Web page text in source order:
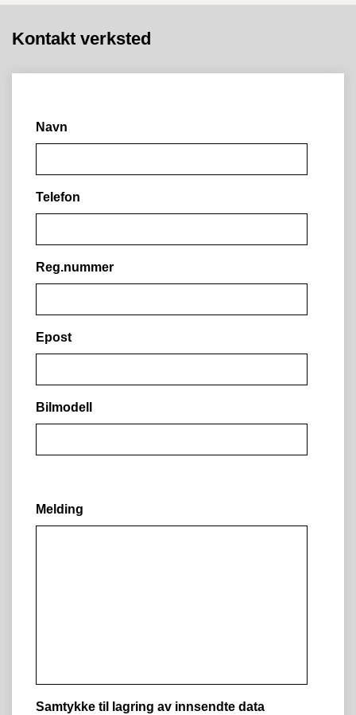
Kontakt verksted
Navn
Telefon
Reg.nummer
Epost
Bilmodell
Melding
Samtykke til lagring av innsendte data